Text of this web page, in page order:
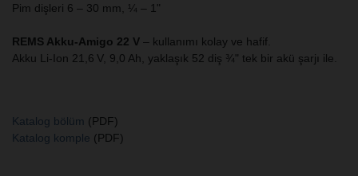
Pim dişleri 6 – 30 mm, ¼ – 1"
REMS Akku-Amigo 22 V – kullanımı kolay ve hafif.
Akku Li-Ion 21,6 V, 9,0 Ah, yaklaşık 52 diş ¾" tek bir akü şarjı ile.
Katalog bölüm (PDF)
Katalog komple (PDF)